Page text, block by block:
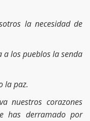
la necesidad de
los pueblos la senda
la paz.
nuestros corazones
has derramado por